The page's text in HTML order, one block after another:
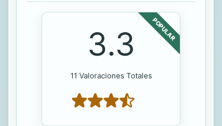
POPULAR
3.3
11 Valoraciones Totales